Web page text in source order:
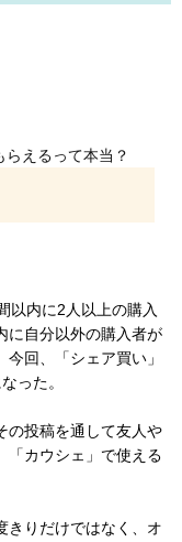
えるって本当？
以内に2人以上の購入
に自分以外の購入者が
回、「シェア買い」
った。
の投稿を通して友人や
「カウシェ」で使える
きりだけではなく、オ